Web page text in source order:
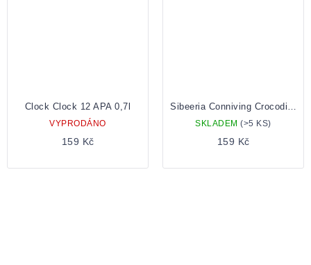
Clock Clock 12 APA 0,7l
VYPRODÁNO
159 Kč
SKLADEM(>5 KS)
159 Kč